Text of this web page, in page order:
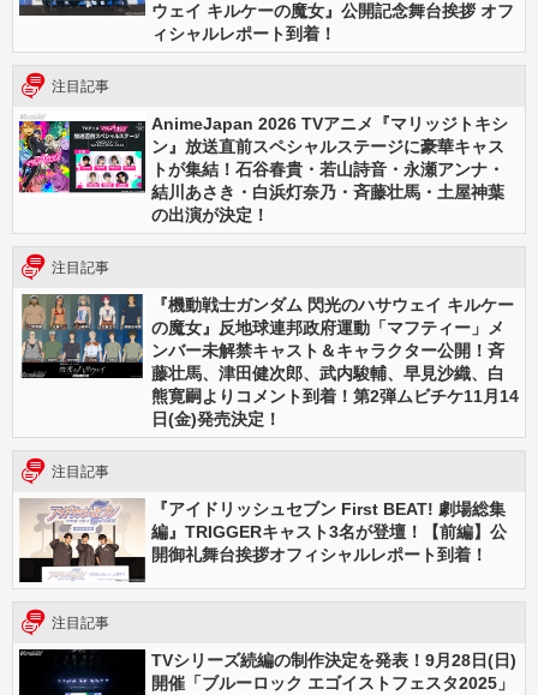
ウェイ キルケーの魔女』公開記念舞台挨拶 オフ
ィシャルレポート到着！
注目記事
AnimeJapan 2026 TVアニメ『マリッジトキシ
ン』放送直前スペシャルステージに豪華キャス
トが集結！石谷春貴・若山詩音・永瀬アンナ・
結川あさき・白浜灯奈乃・斉藤壮馬・土屋神葉
の出演が決定！
注目記事
『機動戦士ガンダム 閃光のハサウェイ キルケー
の魔女』反地球連邦政府運動「マフティー」メ
ンバー未解禁キャスト＆キャラクター公開！斉
藤壮馬、津田健次郎、武内駿輔、早見沙織、白
熊寛嗣よりコメント到着！第2弾ムビチケ11月14
日(金)発売決定！
注目記事
『アイドリッシュセブン First BEAT! 劇場総集
編』TRIGGERキャスト3名が登壇！【前編】公
開御礼舞台挨拶オフィシャルレポート到着！
注目記事
TVシリーズ続編の制作決定を発表！9月28日(日)
開催「ブルーロック エゴイストフェスタ2025」